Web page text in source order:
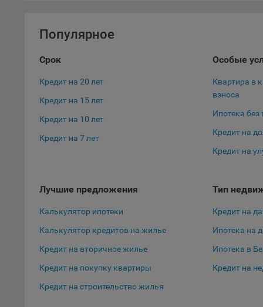
16.
Популярное
Срок
Кредит на 20 лет
Кредит на 15 лет
Кредит на 10 лет
Кредит на 7 лет
Особые
Квартира в
взноса
Ипотека без
Кредит на
Кредит на
Лучшие предложения
Калькулятор ипотеки
Калькулятор кредитов на жилье
Кредит на вторичное жилье
Кредит на покупку квартиры
Кредит на строительство жилья
Тип
Кредит на
Ипотека на
Ипотека в
Кредит на